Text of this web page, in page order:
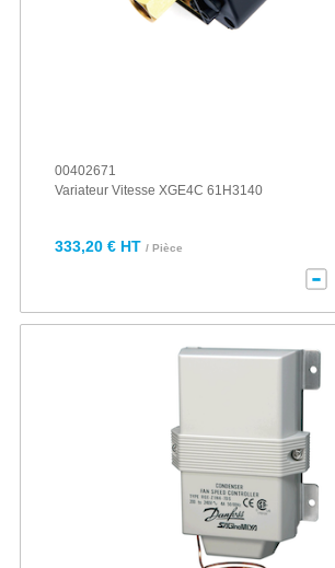
00402671
Variateur Vitesse XGE4C 61H3140
333,20 € HT / Pièce